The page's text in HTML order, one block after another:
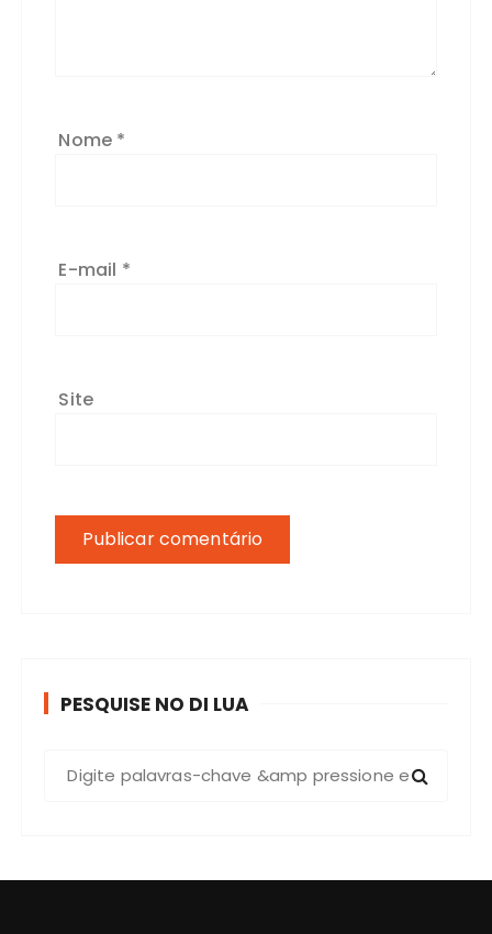
Nome *
E-mail *
Site
PESQUISE NO DI LUA